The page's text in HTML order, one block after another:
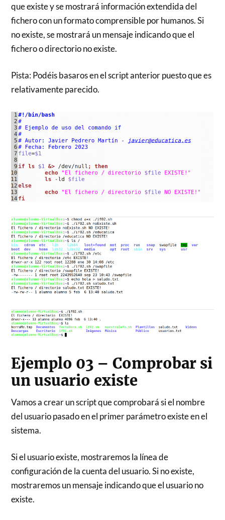
que existe y se mostrará información extendida del
fichero con un formato comprensible por humanos. Si
no existe, se mostrará un mensaje indicando que el
fichero o directorio no existe.
Pista: Podéis basaros en el script anterior puesto que es
relativamente parecido.
Ejemplo 03 – Comprobar si
un usuario existe
Vamos a crear un script que comprobará si el nombre
del usuario pasado en el primer parámetro existe en el
sistema.
Si el usuario existe, mostraremos la línea de
configuración de la cuenta del usuario. Si no existe,
mostraremos un mensaje indicando que el usuario no
existe.